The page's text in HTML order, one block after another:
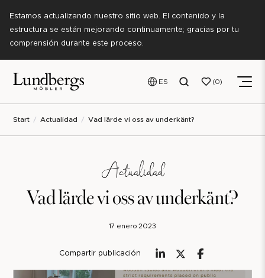
Estamos actualizando nuestro sitio web. El contenido y la
estructura se están mejorando continuamente; gracias por tu
comprensión durante este proceso.
ES 0
Start Actualidad Vad lärde vi oss av underkänt?
Actualidad
Vad lärde vi oss av underkänt?
17 enero 2023
Compartir publicación